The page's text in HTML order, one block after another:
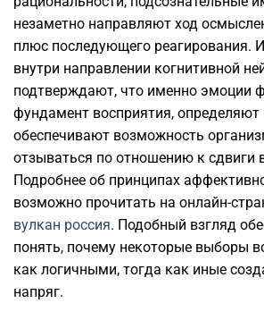
незаметно направляют ход
плюс последующего реагирования.
внутри направлении когнитивной
подтверждают, что именно эмоции
фундамент восприятия,
обеспечивают возможность
отзываться по отношению к сдвиги
Подробнее об принципах
возможно прочитать на онлайн-
вулкан россия. Подобный взгляд
понять, почему некоторые выборы
как логичными, тогда как иные
напряг.